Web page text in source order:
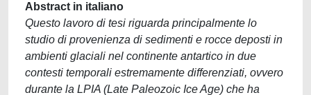
Abstract in italiano
Questo lavoro di tesi riguarda principalmente lo
studio di provenienza di sedimenti e rocce deposti in
ambienti glaciali nel continente antartico in due
contesti temporali estremamente differenziati, ovvero
durante la LPIA (Late Paleozoic Ice Age) che ha